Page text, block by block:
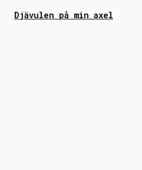
Djävulen på min axel